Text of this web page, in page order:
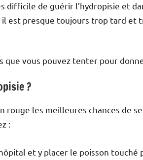
difficile de guérir l’hydropisie et
il est presque toujours trop tard et
que vous pouvez tenter pour
?
rouge les meilleures chances de
:
et y placer le poisson touché